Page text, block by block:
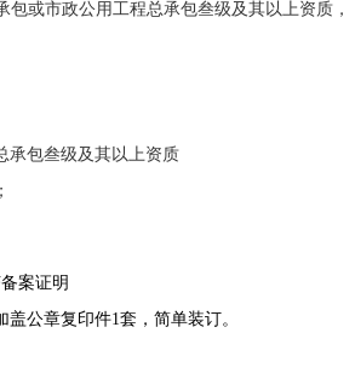
或市政公用工程总承包叁级及其以上资质
承包叁级及其以上资质
案证明
公章复印件1套，简单装订。